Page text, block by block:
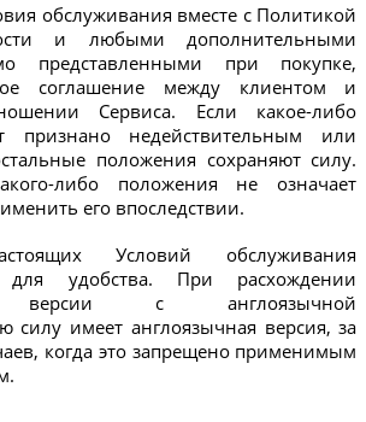
обслуживания вместе с Политикой
и любыми дополнительными
представленными при покупке,
соглашение между клиентом и
Сервиса. Если какое-либо
признано недействительным или
положения сохраняют силу.
либо положения не означает
его впоследствии.
Условий обслуживания
для удобства. При расхождении
версии с англоязычной
силу имеет англоязычная версия, за
когда это запрещено применимым